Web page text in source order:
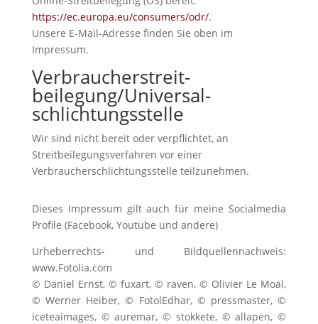
https://ec.europa.eu/consumers/odr/.
Unsere E-Mail-Adresse finden Sie oben im
Impressum.
Verbraucher­streit­
beilegung/Universal­
schlichtungs­stelle
Wir sind nicht bereit oder verpflichtet, an
Streitbeilegungsverfahren vor einer
Verbraucherschlichtungsstelle teilzunehmen.
Dieses Impressum gilt auch für meine Socialmedia
Profile (Facebook, Youtube und andere)
Urheberrechts- und Bildquellennachweis:
www.Fotolia.com
© Daniel Ernst, © fuxart, © raven, © Olivier Le Moal,
© Werner Heiber, © FotolEdhar, © pressmaster, ©
iceteaimages, © auremar, © stokkete, © allapen, ©